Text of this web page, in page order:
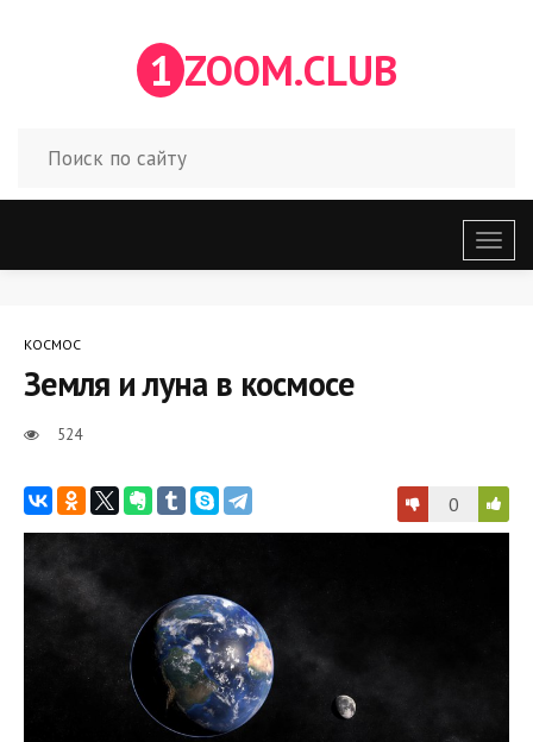
1 ZOOM.CLUB
меню
КОСМОС
Земля и луна в космосе
524
0